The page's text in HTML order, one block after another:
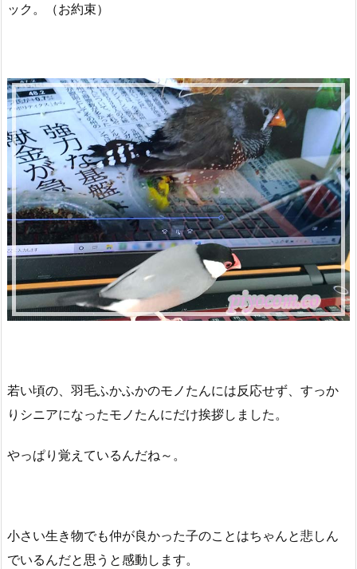
ック。（お約束）
若い頃の、羽毛ふかふかのモノたんには反応せず、すっか
りシニアになったモノたんにだけ挨拶しました。
やっぱり覚えているんだね～。
小さい生き物でも仲が良かった子のことはちゃんと悲しん
でいるんだと思うと感動します。